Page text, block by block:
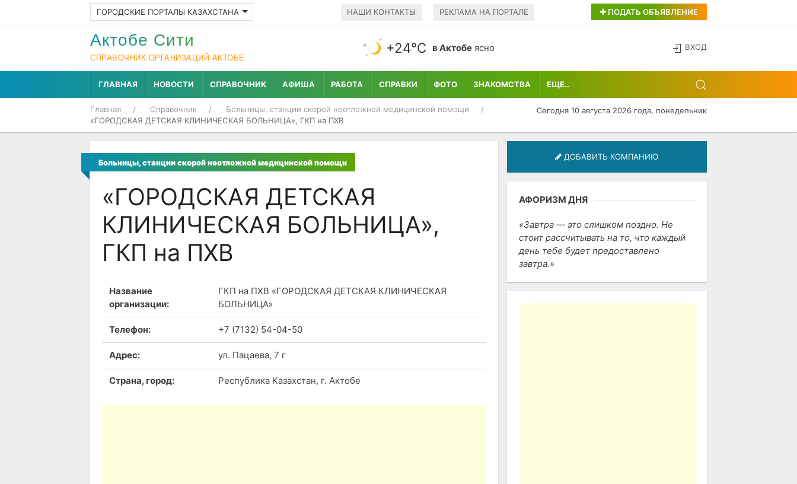
ГОРОДСКИЕ ПОРТАЛЫ КАЗАХСТАНА НАШИ КОНТАКТЫ РЕКЛАМА НА ПОРТАЛЕ ПОДАТЬ ОБЪЯВЛЕНИЕ
Актобе Cити
СПРАВОЧНИК ОРГАНИЗАЦИЙ АКТОБЕ
+24°С в Актобе ясно ВХОД
ГЛАВНАЯ НОВОСТИ СПРАВОЧНИК АФИША РАБОТА СПРАВКИ ФОТО ЗНАКОМСТВА ЕЩЕ..
Главная Справочник
Больницы, станции скорой неотложной медицинской помощи
«ГОРОДСКАЯ ДЕТСКАЯ КЛИНИЧЕСКАЯ БОЛЬНИЦА», ГКП на ПХВ
Сегодня 10 августа 2026 года, понедельник
Больницы, станции скорой неотложной медицинской помощи
«ГОРОДСКАЯ ДЕТСКАЯ
КЛИНИЧЕСКАЯ БОЛЬНИЦА»,
ГКП на ПХВ
Название
организации:
ГКП на ПХВ «ГОРОДСКАЯ ДЕТСКАЯ КЛИНИЧЕСКАЯ
БОЛЬНИЦА»
Телефон: +7 (7132) 54-04-50
Адрес: ул. Пацаева, 7 г
Страна, город: Республика Казахстан, г. Актобе
ДОБАВИТЬ КОМПАНИЮ
АФОРИЗМ ДНЯ
Завтра — это слишком поздно. Не
стоит рассчитывать на то, что каждый
день тебе будет предоставлено
завтра.